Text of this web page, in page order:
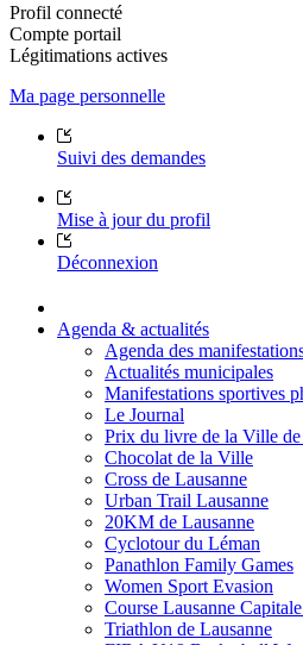
Profil connecté
Compte portail
Légitimations actives
Ma page personnelle
Suivi des demandes
Mise à jour du profil
Déconnexion
Agenda & actualités
Agenda des
Actualités municipales
Manifestations sportives
Le Journal
Prix du livre de la Ville de
Chocolat de la Ville
Cross de Lausanne
Urban Trail Lausanne
20KM de Lausanne
Cyclotour du Léman
Panathlon Family Games
Women Sport Evasion
Course Lausanne
Triathlon de Lausanne